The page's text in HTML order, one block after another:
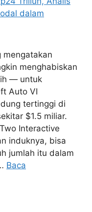
mengatakan
menghabiskan
— untuk
Auto VI
tertinggi di
$1.5 miliar.
Interactive
induknya, bisa
jumlah itu dalam
Baca